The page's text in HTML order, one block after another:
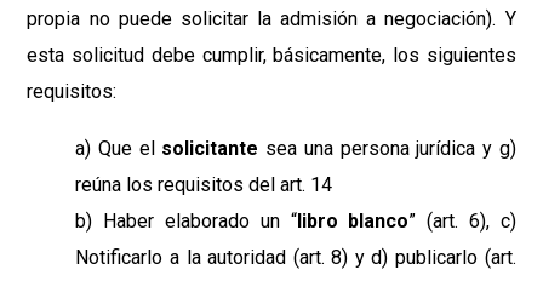
propia no puede solicitar la admisión a negociación). Y
esta solicitud debe cumplir, básicamente, los siguientes
requisitos:
a) Que el solicitante sea una persona jurídica y g)
reúna los requisitos del art. 14
b) Haber elaborado un “libro blanco” (art. 6), c)
Notificarlo a la autoridad (art. 8) y d) publicarlo (art.